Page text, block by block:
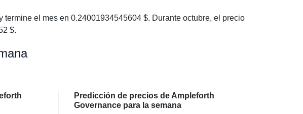
el mes en 0.24001934545604 $. Durante octubre, el precio
$.
Predicción de precios de Ampleforth
Governance para la semana